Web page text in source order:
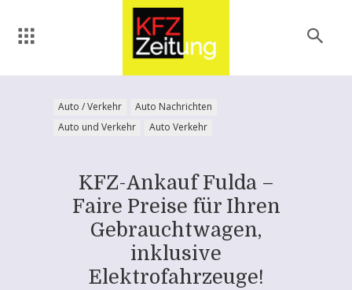
Auto / Verkehr
Auto Nachrichten
Auto und Verkehr
Auto Verkehr
KFZ-Ankauf Fulda –
Faire Preise für Ihren
Gebrauchtwagen,
inklusive
Elektrofahrzeuge!